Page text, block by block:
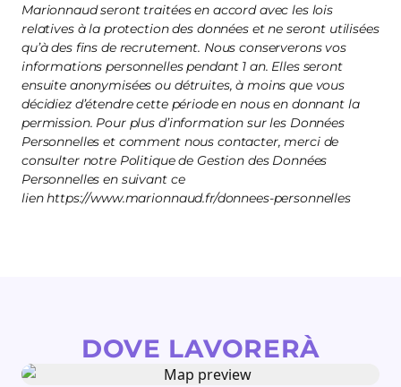
Marionnaud seront traitées en accord avec les lois
relatives à la protection des données et ne seront utilisées
qu’à des fins de recrutement. Nous conserverons vos
informations personnelles pendant 1 an. Elles seront
ensuite anonymisées ou détruites, à moins que vous
décidiez d’étendre cette période en nous en donnant la
permission. Pour plus d’information sur les Données
Personnelles et comment nous contacter, merci de
consulter notre Politique de Gestion des Données
Personnelles en suivant ce
lien https://www.marionnaud.fr/donnees-personnelles
DOVE LAVORERÀ